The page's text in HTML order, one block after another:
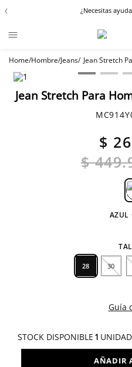
‹ ¿Necesitas
Hombre Jeans Jean Stretch
Jean Stretch Para
$
$ 449.
AZUL
28 30
Guía
STOCK DISPONIBLE 1
AÑADIR
Términos más buscados
1.
2.